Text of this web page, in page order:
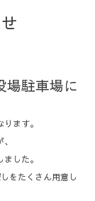
場駐車場に
ます。
した。
をたくさん用意し